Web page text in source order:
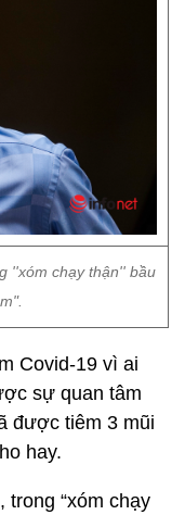
''xóm chạy thận'' bầu
Covid-19 vì ai
sự quan tâm
được tiêm 3 mũi
hay.
trong “xóm chạy